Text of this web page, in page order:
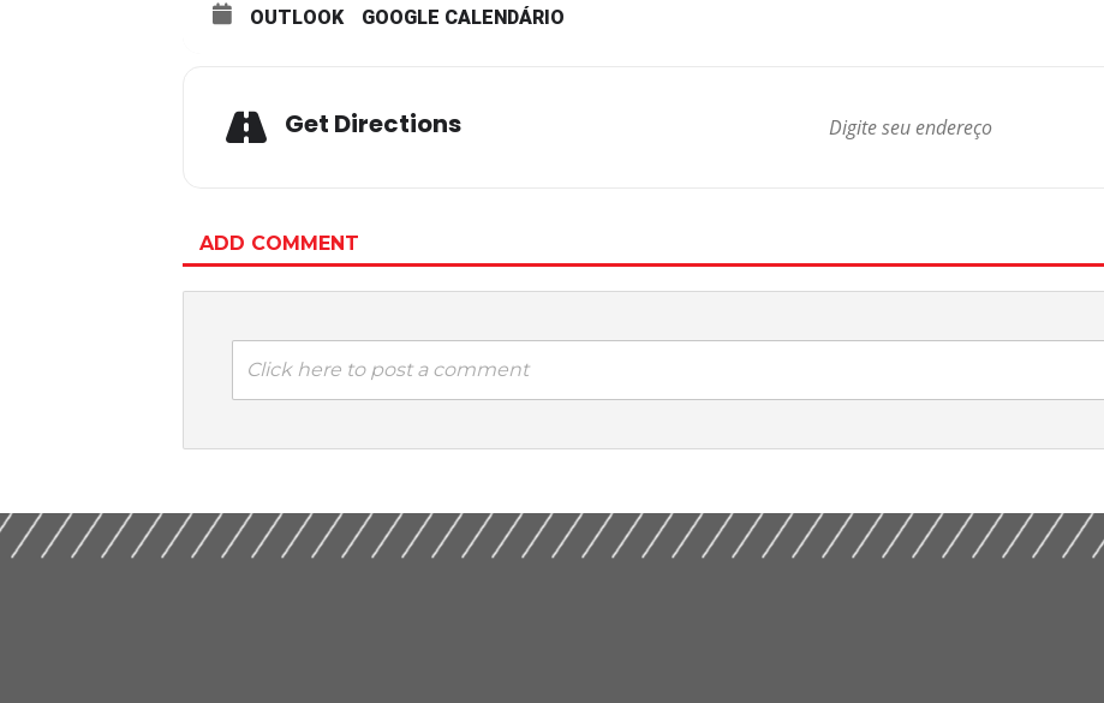
OUTLOOK GOOGLE CALENDÁRIO
Get Directions
ADD COMMENT
Click here to post a comment